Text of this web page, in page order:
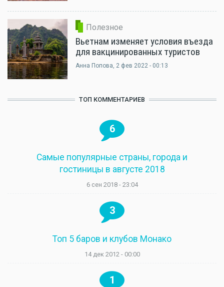
Полезное
Вьетнам изменяет условия въезда
для вакцинированных туристов
Анна Попова, 2 фев 2022 - 00:13
ТОП КОММЕНТАРИЕВ
6
Самые популярные страны, города и
гостиницы в августе 2018
6 сен 2018 - 23:04
3
Топ 5 баров и клубов Монако
14 дек 2012 - 00:00
1